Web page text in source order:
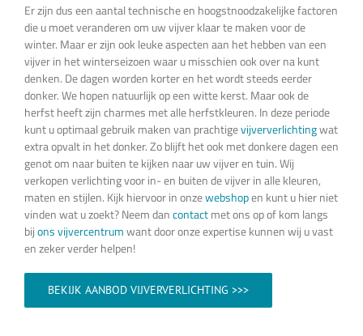
Er zijn dus een aantal technische en hoogstnoodzakelijke factoren
die u moet veranderen om uw vijver klaar te maken voor de
winter. Maar er zijn ook leuke aspecten aan het hebben van een
vijver in het winterseizoen waar u misschien ook over na kunt
denken. De dagen worden korter en het wordt steeds eerder
donker. We hopen natuurlijk op een witte kerst. Maar ook de
herfst heeft zijn charmes met alle herfstkleuren. In deze periode
kunt u optimaal gebruik maken van prachtigevijververlichtingwat
extra opvalt in het donker. Zo blijft het ook met donkere dagen een
genot om naar buiten te kijken naar uw vijver en tuin. Wij
verkopen verlichting voor in- en buiten de vijver in alle kleuren,
maten en stijlen. Kijk hiervoor in onzewebshopen kunt u hier niet
vinden wat u zoekt? Neem dancontactmet ons op of kom langs
bijons vijvercentrumwant door onze expertise kunnen wij u vast
en zeker verder helpen!
BEKIJK AANBOD VIJVERVERLICHTING >>>